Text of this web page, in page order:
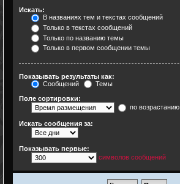
Искать:
В названиях тем и текстах сообщений
Только в текстах сообщений
Только по названию темы
Только в первом сообщении темы
Показывать результаты как:
Сообщений
Темы
Поле сортировки:
по возрастанию
Искать сообщения за:
Показывать первые:
символов сообщений